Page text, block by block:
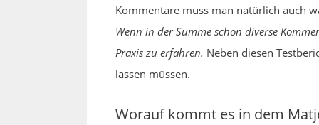
Kommentare muss man natürlich auch
Wenn in der Summe schon diverse
Praxis zu erfahren. Neben diesen
lassen müssen.
Worauf kommt es in dem